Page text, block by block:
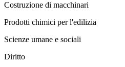
Costruzione di macchinari
Prodotti chimici per l'edilizia
Scienze umane e sociali
Diritto